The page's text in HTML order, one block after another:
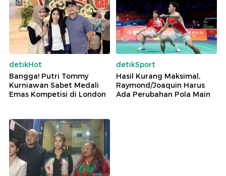
detikHot
Bangga! Putri Tommy
Kurniawan Sabet Medali
Emas Kompetisi di London
detikSport
Hasil Kurang Maksimal,
Raymond/Joaquin Harus
Ada Perubahan Pola Main